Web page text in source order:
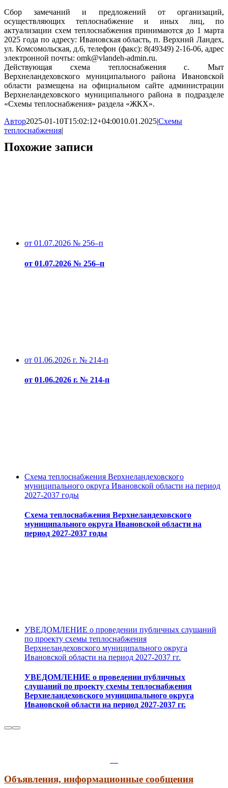
Сбор замечаний и предложений от организаций,
осуществляющих теплоснабжение и иных лиц, по
актуализации схем теплоснабжения принимаются до 1 марта
2025 года по адресу: Ивановская область, п. Верхний Ландех,
ул. Комсомольская, д.6, телефон (факс): 8(49349) 2-16-06, адрес
электронной почты: omk@vlandeh-admin.ru.
Действующая схема теплоснабжения с. Мыт
Верхнеландеховского муниципального района Ивановской
области размещена на официальном сайте администрации
Верхнеландеховского муниципального района в подразделе
«Схемы теплоснабжения» раздела «ЖКХ».
Автор2025-01-10T15:02:12+04:0010.01.2025|Схемы
теплоснабжения|
Похожие записи
от 01.07.2026 № 256–п
от 01.07.2026 № 256–п
от 01.06.2026 г. № 214-п
от 01.06.2026 г. № 214-п
Схема теплоснабжения Верхнеландеховского
муниципального округа Ивановской области на период
2027-2037 годы
Схема теплоснабжения Верхнеландеховского
муниципального округа Ивановской области на
период 2027-2037 годы
УВЕДОМЛЕНИЕ о проведении публичных слушаний
по проекту схемы теплоснабжения
Верхнеландеховского муниципального округа
Ивановской области на период 2027-2037 гг.
УВЕДОМЛЕНИЕ о проведении публичных
слушаний по проекту схемы теплоснабжения
Верхнеландеховского муниципального округа
Ивановской области на период 2027-2037 гг.
Объявления, информационные сообщения